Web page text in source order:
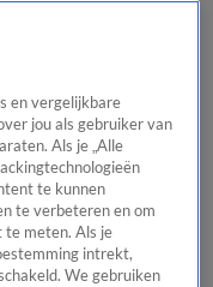
van Hart
Tip de
en vergelijkbare
jou als gebruiker van
Als je „Alle
te kunnen
te verbeteren en om
te meten. Als je
intrekt,
We gebruiken